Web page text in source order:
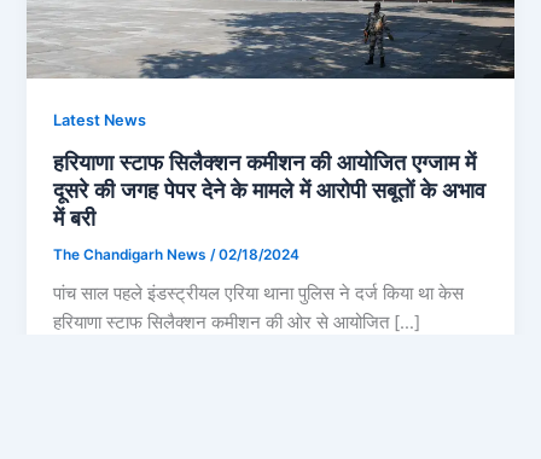
Latest News
हरियाणा स्टाफ सिलैक्शन कमीशन की आयोजित एग्जाम में
दूसरे की जगह पेपर देने के मामले में आरोपी सबूतों के अभाव
में बरी
The Chandigarh News /02/18/2024
पांच साल पहले इंडस्ट्रीयल एरिया थाना पुलिस ने दर्ज किया था केस
हरियाणा स्टाफ सिलैक्शन कमीशन की ओर से आयोजित […]